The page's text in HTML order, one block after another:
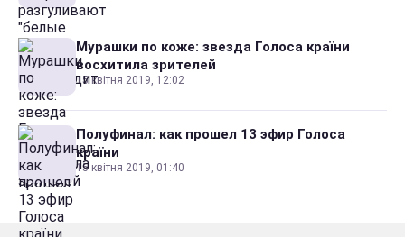
Мурашки по коже: звезда Голоса країни
восхитила зрителей
15 квітня 2019, 12:02
Полуфинал: как прошел 13 эфир Голоса
країни
15 квітня 2019, 01:40